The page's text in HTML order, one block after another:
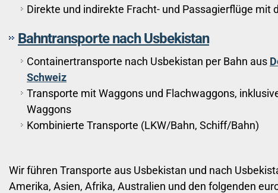
Direkte und indirekte Fracht- und Passagierflüge mit
Bahntransporte nach Usbekistan
Containertransporte nach Usbekistan per Bahn aus
Schweiz
Transporte mit Waggons und Flachwaggons,
Waggons
Kombinierte Transporte (LKW/Bahn, Schiff/Bahn)
Wir führen Transporte aus Usbekistan und nach
Amerika, Asien, Afrika, Australien und den folgenden